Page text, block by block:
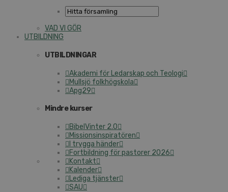
VAD VI GÖR
UTBILDNING
UTBILDNINGAR
Akademi för Ledarskap och Teologi
Mullsjö folkhögskola
Apg29
Mindre kurser
BibelVinter 2.0
Missionsinspiratören
I trygga händer
Fortbildning för pastorer 2026
Kontakt
Kalender
Lediga tjänster
SAU